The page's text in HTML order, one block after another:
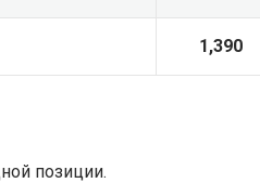
1,390
позиции.